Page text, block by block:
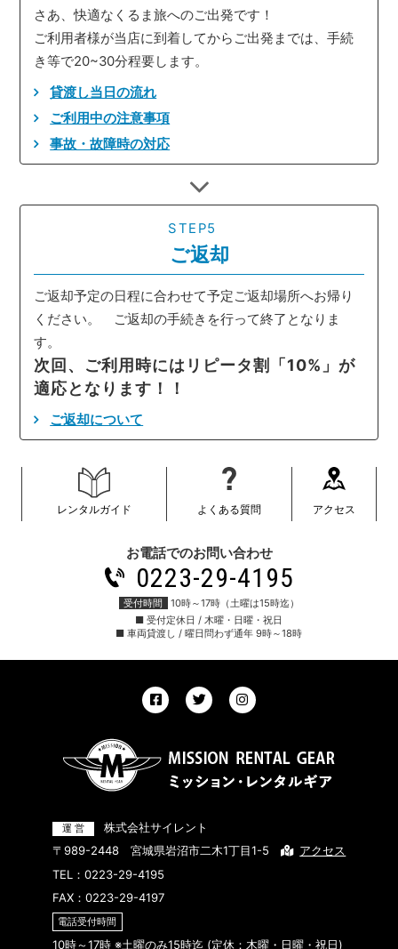
さあ、快適なくるま旅へのご出発です！
ご利用者様が当店に到着してからご出発までは、手続
き等で20~30分程要します。
貸渡し当日の流れ
ご利用中の注意事項
事故・故障時の対応
STEP5
ご返却
ご返却予定の日程に合わせて予定ご返却場所へお帰り
ください。 ご返却の手続きを行って終了となりま
す。
次回、ご利用時にはリピータ割「10%」が
適応となります！！
ご返却について
レンタルガイド よくある質問 アクセス
お電話でのお問い合わせ
0223-29-4195
受付時間
10時～17時（土曜は15時迄）
■ 受付定休日 / 木曜・日曜・祝日
■ 車両貸渡し / 曜日問わず通年 9時～18時
株式会社サイレント
〒989-2448 宮城県岩沼市二木1丁目1-5
アクセス
TEL： 0223-29-4195
FAX：0223-29-4197
電話受付時間
10時～17時 ※土曜のみ15時迄 (定休：木曜・日曜・祝日)